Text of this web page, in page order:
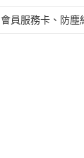
會員服務卡、防塵